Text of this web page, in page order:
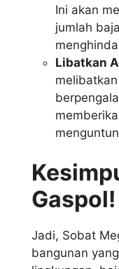
Ini akan
jumlah
Libatkan
Gaspol!
Jadi, Sobat
bangunan